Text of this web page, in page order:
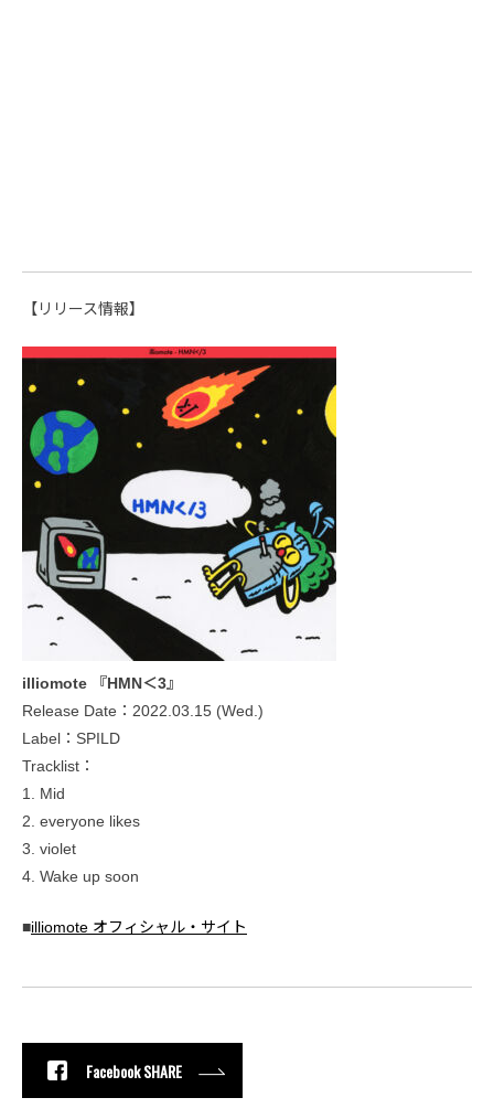
【リリース情報】
illiomote 『HMN＜3』
Release Date：2022.03.15 (Wed.)
Label：SPILD
Tracklist：
1. Mid
2. everyone likes
3. violet
4. Wake up soon
■illiomote オフィシャル・サイト
Facebook SHARE